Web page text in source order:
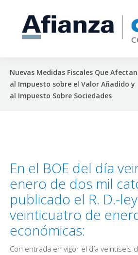
Nuevas Medidas Fiscales Que Afectan
al Impuesto sobre el Valor Añadido y
al Impuesto Sobre Sociedades
En el BOE del día
enero de dos mil
publicado el R. D.-
veinticuatro de
económicas:
Con entrada en vigor el día veintiseis